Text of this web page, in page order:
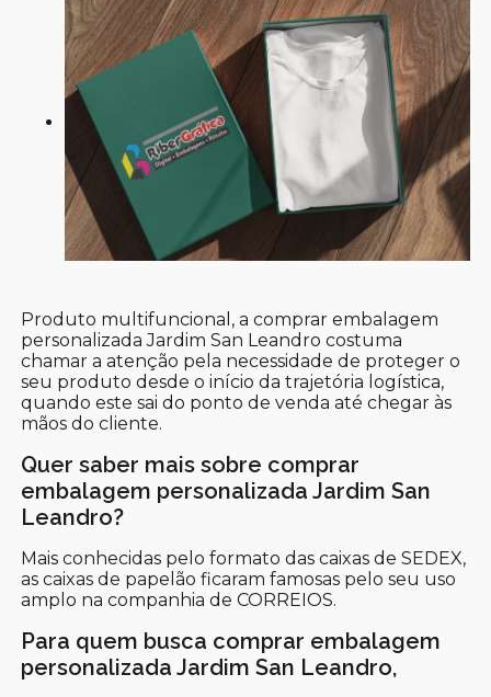
Produto multifuncional, a comprar embalagem
personalizada Jardim San Leandro costuma
chamar a atenção pela necessidade de proteger o
seu produto desde o início da trajetória logística,
quando este sai do ponto de venda até chegar às
mãos do cliente.
Quer saber mais sobre comprar
embalagem personalizada Jardim San
Leandro?
Mais conhecidas pelo formato das caixas de SEDEX,
as caixas de papelão ficaram famosas pelo seu uso
amplo na companhia de CORREIOS.
Para quem busca comprar embalagem
personalizada Jardim San Leandro,